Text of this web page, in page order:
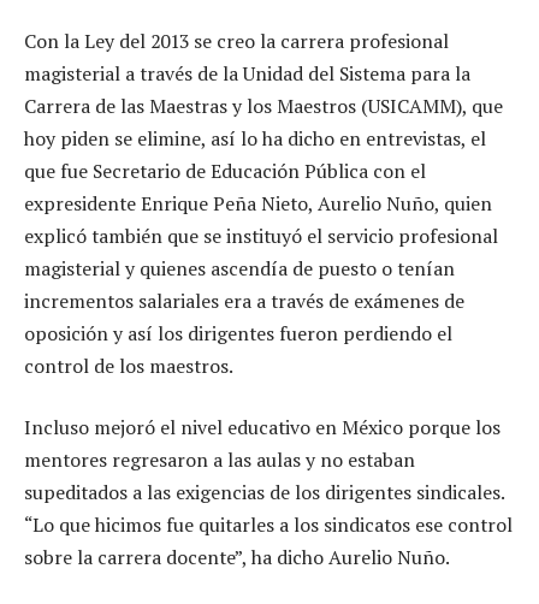
Con la Ley del 2013 se creo la carrera profesional
magisterial a través de la Unidad del Sistema para la
Carrera de las Maestras y los Maestros (USICAMM), que
hoy piden se elimine, así lo ha dicho en entrevistas, el
que fue Secretario de Educación Pública con el
expresidente Enrique Peña Nieto, Aurelio Nuño, quien
explicó también que se instituyó el servicio profesional
magisterial y quienes ascendía de puesto o tenían
incrementos salariales era a través de exámenes de
oposición y así los dirigentes fueron perdiendo el
control de los maestros.
Incluso mejoró el nivel educativo en México porque los
mentores regresaron a las aulas y no estaban
supeditados a las exigencias de los dirigentes sindicales.
“Lo que hicimos fue quitarles a los sindicatos ese control
sobre la carrera docente”, ha dicho Aurelio Nuño.